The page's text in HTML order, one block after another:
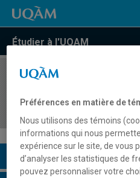
Étudier à l'UQAM
COURS//
l'apprentissage
Description du cours
Préférences en matière de
Nous utilisons des témoins
informations qui nous
expérience sur le site, de vous
d’analyser les statistiques de
pouvez personnaliser votre